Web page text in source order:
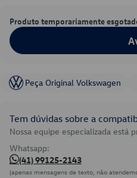
Produto temporariamente
Peça Original Volkswagen
Tem dúvidas sobre a
Nossa equipe especializada está
Whatsapp:
(41) 99125-2143
(apenas mensagens de texto, não